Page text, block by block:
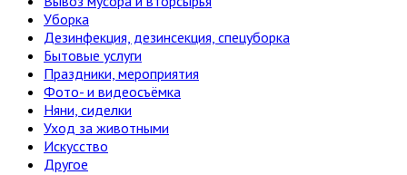
Уборка
Дезинфекция, дезинсекция, спецуборка
Бытовые услуги
Праздники, мероприятия
Фото- и видеосъёмка
Няни, сиделки
Уход за животными
Искусство
Другое